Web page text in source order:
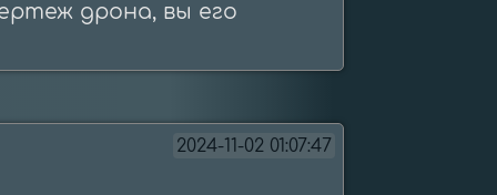
дрона, вы его
2024-11-02 01:07:47